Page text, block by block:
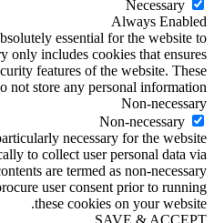
Necessary
Always Enabled
essential for the website to
only includes cookies that ensures
features of the website. These
not store any personal information.
Non-necessary
Non-necessary
necessary for the website
to collect user personal data via
are termed as non-necessary
user consent prior to running
these cookies on your website.
SAVE & ACCEPT